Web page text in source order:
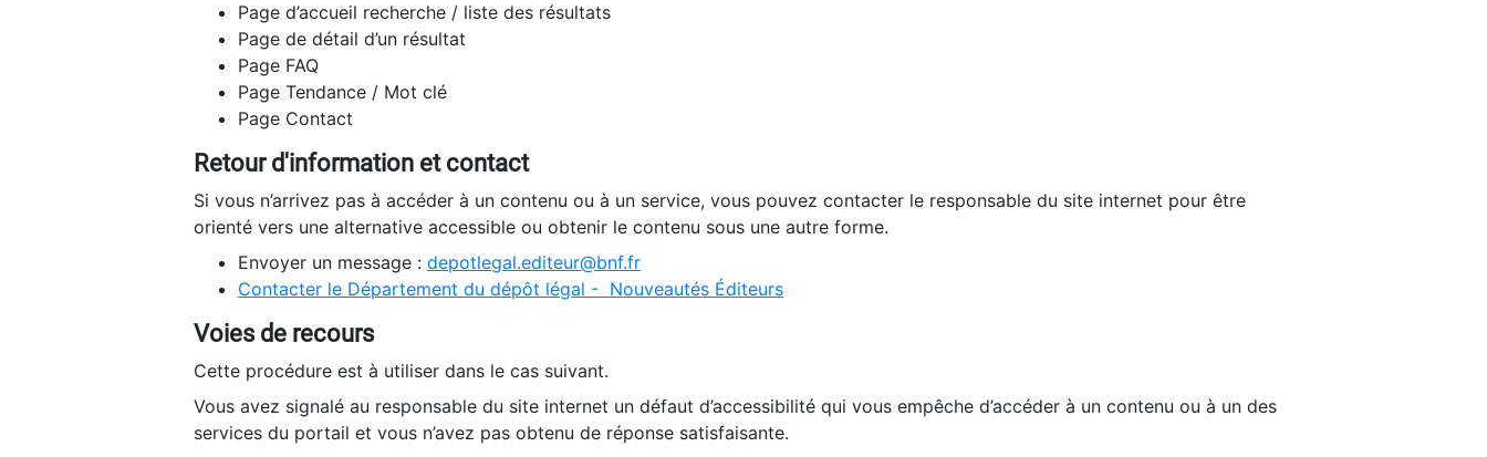
Page d’accueil recherche / liste des résultats
Page de détail d’un résultat
Page FAQ
Page Tendance / Mot clé
Page Contact
Retour d'information et contact
Si vous n’arrivez pas à accéder à un contenu ou à un service, vous pouvez contacter le responsable du site internet pour être
orienté vers une alternative accessible ou obtenir le contenu sous une autre forme.
Envoyer un message : depotlegal.editeur@bnf.fr
Contacter le Département du dépôt légal - Nouveautés Éditeurs
Voies de recours
Cette procédure est à utiliser dans le cas suivant.
Vous avez signalé au responsable du site internet un défaut d’accessibilité qui vous empêche d’accéder à un contenu ou à un des
services du portail et vous n’avez pas obtenu de réponse satisfaisante.